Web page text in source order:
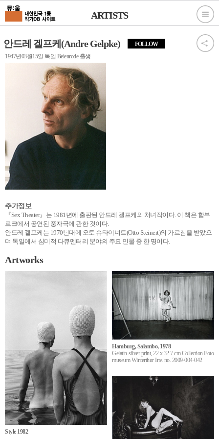
ARTISTS
안드레 겔프케(Andre Gelpke)
FOLLOW
1947년03월15일 독일 Beienrode 출생
추가정보
『Sex Theater』는 1981년에 출판된 안드레 겔프케의 처녀작이다. 이 책은 함부
르크에서 공연된 풍자극에 관한 것이다.
안드레 겔프케는 1970년대에 오토 슈타이너트(Otto Steinert)의 가르침을 받았으
며 독일에서 심미적 다큐멘터리 분야의 주요 인물 중 한 명이다.
Artworks
Style 1982
Hamburg, Salambo, 1978
Gelatin-silver print, 22 x 32.7 cm Collection Foto
museum Winterthur Inv. no. 2009-004-042